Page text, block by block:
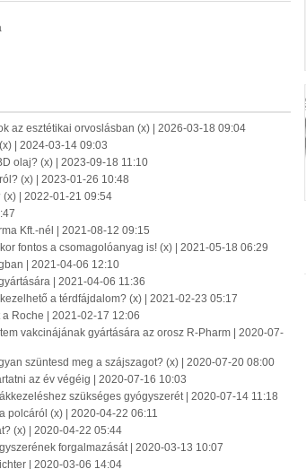
az esztétikai orvoslásban (x) | 2026-03-18 09:04
| 2024-03-14 09:03
olaj? (x) | 2023-09-18 11:10
(x) | 2023-01-26 10:48
| 2022-01-21 09:54
Kft.-nél | 2021-08-12 09:15
fontos a csomagolóanyag is! (x) | 2021-05-18 06:29
| 2021-04-06 12:10
| 2021-04-06 11:36
a térdfájdalom? (x) | 2021-02-23 05:17
Roche | 2021-02-17 12:06
vakcinájának gyártására az orosz R-Pharm | 2020-07-
szüntesd meg a szájszagot? (x) | 2020-07-20 08:00
az év végéig | 2020-07-16 10:03
szükséges gyógyszerét | 2020-07-14 11:18
polcáról (x) | 2020-04-22 06:11
(x) | 2020-04-22 05:44
forgalmazását | 2020-03-13 10:07
| 2020-03-06 14:04